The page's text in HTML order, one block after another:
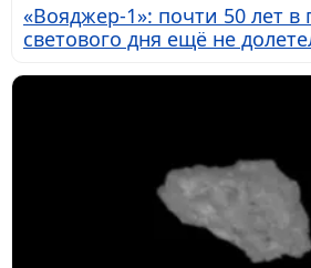
«Вояджер-1»: почти 50 лет в
светового дня ещё не